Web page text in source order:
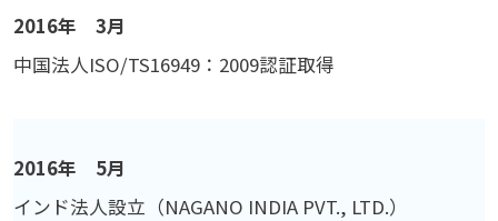
2016年 3月
中国法人ISO/TS16949：2009認証取得
2016年 5月
インド法人設立（NAGANO INDIA PVT., LTD.）